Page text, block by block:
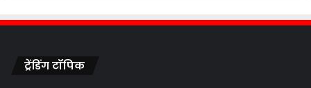
ट्रेंडिंग टॉपिक